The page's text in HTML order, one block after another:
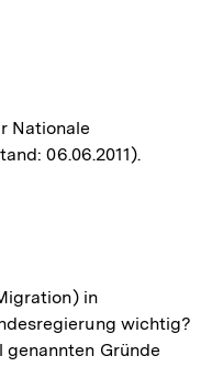
Nationale
06.06.2011).
in
wichtig?
Gründe